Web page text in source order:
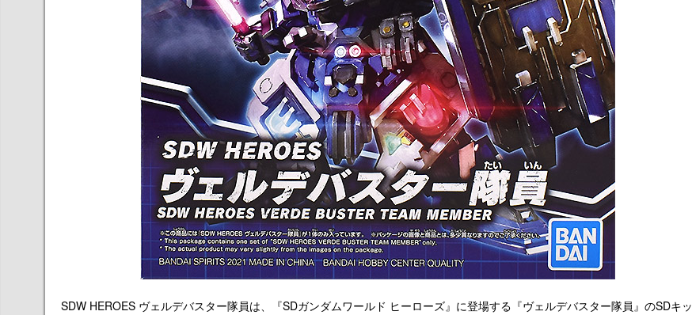
SDW HEROES ヴェルデバスター隊員は、『SDガンダムワールド ヒーローズ』に登場する『ヴェルデバスター隊員』のSDキッ